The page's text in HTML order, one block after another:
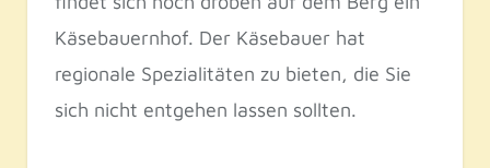
Käsebauernhof. Der Käsebauer hat
regionale Spezialitäten zu bieten, die Sie
sich nicht entgehen lassen sollten.